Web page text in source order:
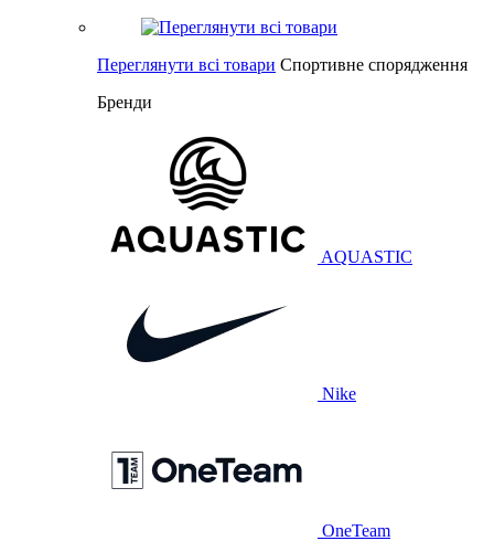
Переглянути всі товари Спортивне спорядження
Бренди
AQUASTIC
Nike
OneTeam